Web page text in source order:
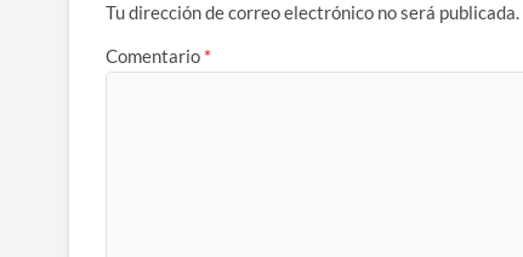
Tu dirección de correo electrónico no será publicada.
Comentario *